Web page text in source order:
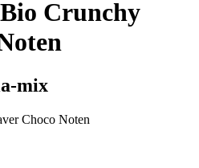
Bio Crunchy
mix
Choco Noten